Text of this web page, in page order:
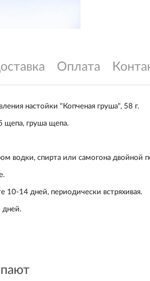
Оплата
настойки "Копченая груша", 58 г.
щепа, груша щепа.
водки, спирта или самогона двойной
10-14 дней, периодически встряхивая.
дней.